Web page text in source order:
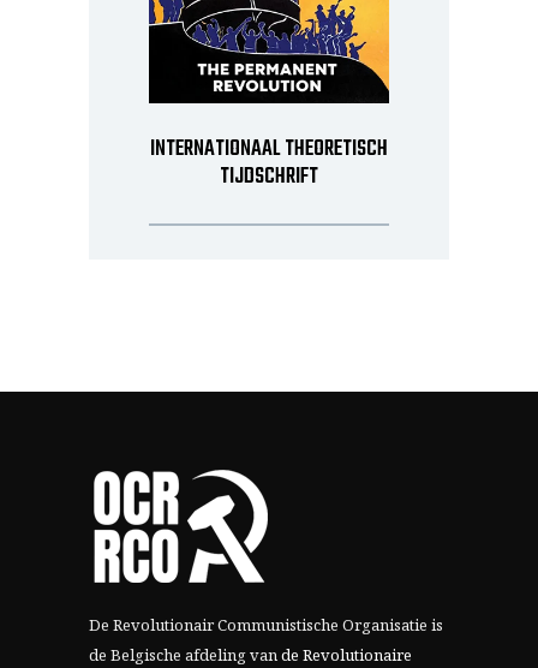
INTERNATIONAAL THEORETISCH
TIJDSCHRIFT
De Revolutionair Communistische Organisatie is
de Belgische afdeling vande Revolutionaire